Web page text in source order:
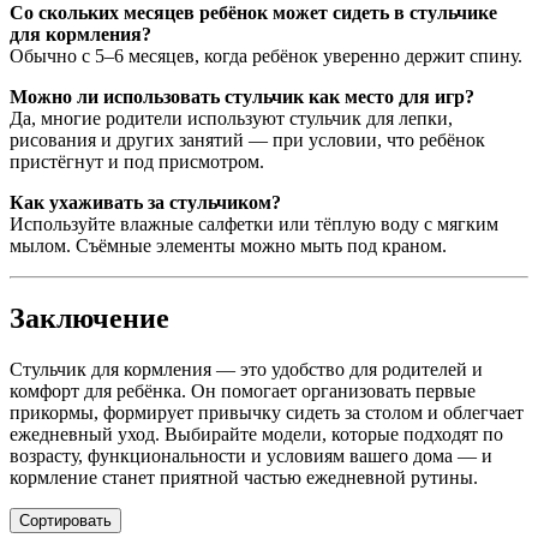
Со скольких месяцев ребёнок может сидеть в стульчике
для кормления?
Обычно с 5–6 месяцев, когда ребёнок уверенно держит спину.
Можно ли использовать стульчик как место для игр?
Да, многие родители используют стульчик для лепки,
рисования и других занятий — при условии, что ребёнок
пристёгнут и под присмотром.
Как ухаживать за стульчиком?
Используйте влажные салфетки или тёплую воду с мягким
мылом. Съёмные элементы можно мыть под краном.
Заключение
Стульчик для кормления — это удобство для родителей и
комфорт для ребёнка. Он помогает организовать первые
прикормы, формирует привычку сидеть за столом и облегчает
ежедневный уход. Выбирайте модели, которые подходят по
возрасту, функциональности и условиям вашего дома — и
кормление станет приятной частью ежедневной рутины.
Сортировать